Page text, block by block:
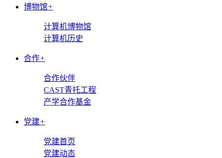
博物馆+
计算机博物馆
计算机历史
合作+
合作伙伴
CAST青托工程
产学合作基金
党建+
党建首页
党建动态